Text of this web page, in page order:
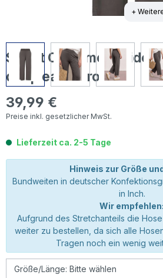
+
Street One Emee Wide
deep earth brown
Regulärer Preis:
39,99 €
Preise inkl. gesetzlicher MwSt.
Lieferzeit ca. 2-5 Tage
Hinweis zur Größe
Bundweiten in deutscher
in Inch.
Wir empfehlen:
Aufgrund des Stretchanteils die
weiter zu bestellen, da sich alle
Tragen noch ein wenig